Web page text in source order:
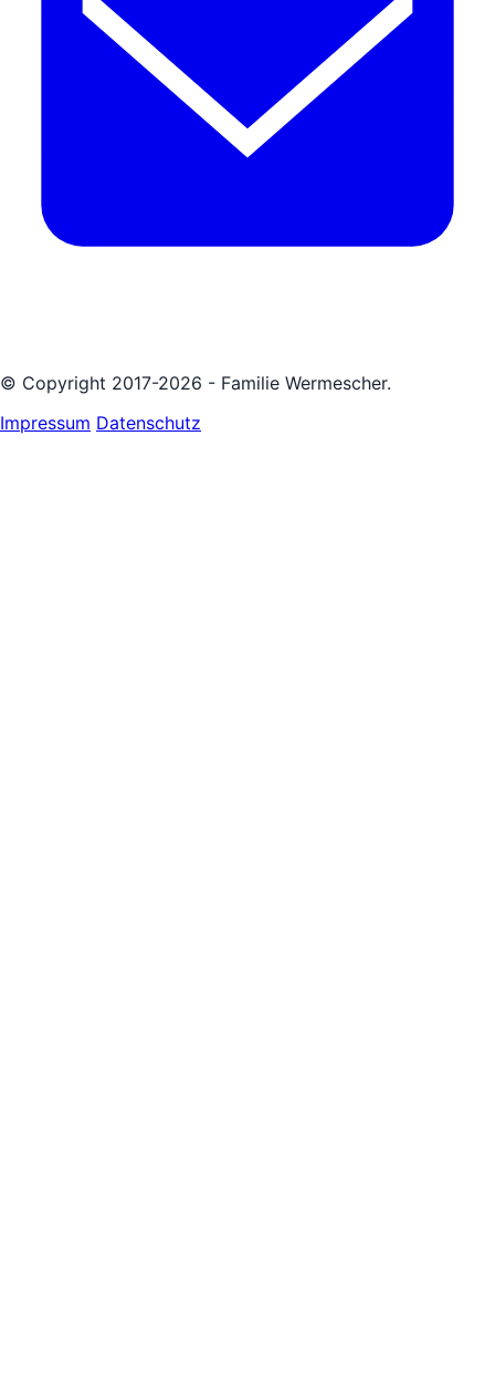
© Copyright 2017-2026 - Familie Wermescher.
Impressum Datenschutz